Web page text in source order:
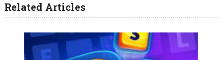
Related Articles